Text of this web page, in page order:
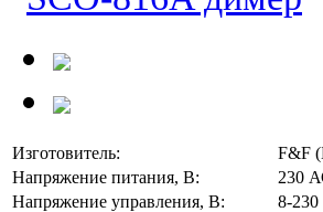
Изготовитель:
F&F
Напряжение питания, В:
230
Напряжение управления, В:
8-230